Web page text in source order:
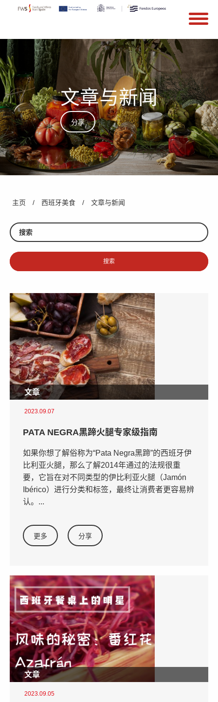
Skip to main content
Search form
文章与新闻
分享
主页 / 西班牙美食 / 文章与新闻
文章
2023.09.07
PATA NEGRA黑蹄火腿专家级指南
如果你想了解俗称为“Pata Negra黑蹄”的西班牙伊
比利亚火腿，那么了解2014年通过的法规很重
要，它旨在对不同类型的伊比利亚火腿（Jamón
Ibérico）进行分类和标签，最终让消费者更容易辨
认。...
更多 分享
文章
2023.09.05